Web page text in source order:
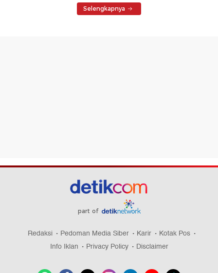
Selengkapnya
part of
Redaksi Pedoman Media Siber Karir
Kotak Pos
Info Iklan
Privacy Policy Disclaimer